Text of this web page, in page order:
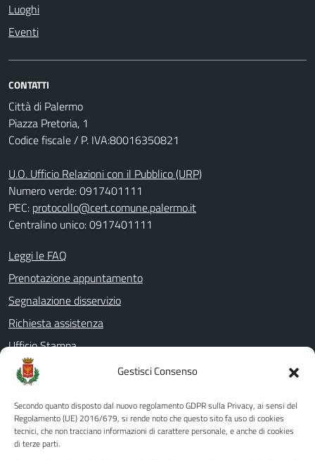
Gestisci Consenso
Secondo quanto disposto dal nuovo regolamento GDPR sulla Privacy, ai sensi del
Regolamento (UE) 2016/679, si rende noto che questo sito fa uso di cookies
tecnici, che non tracciano informazioni di carattere personale, e anche di cookies
di terze parti.
Luoghi
Eventi
CONTATTI
Città di Palermo
Piazza Pretoria, 1
Codice fiscale / P. IVA:80016350821
U.O. Ufficio Relazioni con il Pubblico (URP)
Numero verde: 0917401111
PEC: protocollo@cert.comune.palermo.it
Centralino unico: 0917401111
Leggi le FAQ
Prenotazione appuntamento
Segnalazione disservizio
Richiesta assistenza
Ufficio Stampa
Amministrazione Trasparente
Albo pretorio
Informativa privacy
Note legali